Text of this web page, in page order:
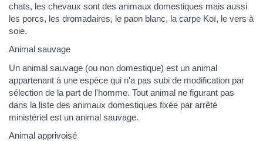
chats, les chevaux sont des animaux domestiques mais aussi
les porcs, les dromadaires, le paon blanc, la carpe Koï, le vers à
soie.
Animal sauvage
Un animal sauvage (ou non domestique) est un animal
appartenant à une espèce qui n'a pas subi de modification par
sélection de la part de l'homme. Tout animal ne figurant pas
dans la liste des animaux domestiques fixée par arrêté
ministériel est un animal sauvage.
Animal apprivoisé